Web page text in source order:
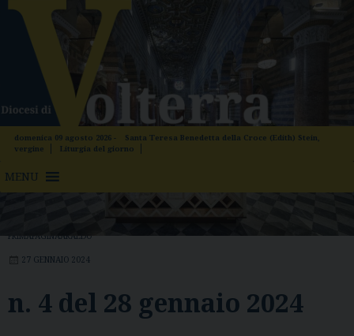
Skip
content
domenica 09 agosto 2026 -
Santa Teresa Benedetta della Croce (Edith) Stein,
vergine
Liturgia del giorno
MENU
PRIMAPAGINAARALDO
27 GENNAIO 2024
n. 4 del 28 gennaio 2024